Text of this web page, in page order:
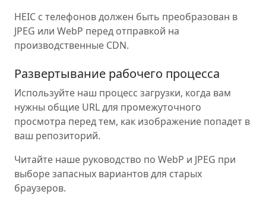
HEIC с телефонов должен быть преобразован в
JPEG или WebP перед отправкой на
производственные CDN.
Развертывание рабочего процесса
Используйте наш процесс загрузки, когда вам
нужны общие URL для промежуточного
просмотра перед тем, как изображение попадет в
ваш репозиторий.
Читайте наше руководство по WebP и JPEG при
выборе запасных вариантов для старых
браузеров.